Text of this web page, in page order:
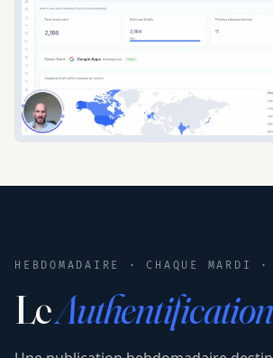
HEBDOMADAIRE · CHAQUE MARDI
LeAuthentification